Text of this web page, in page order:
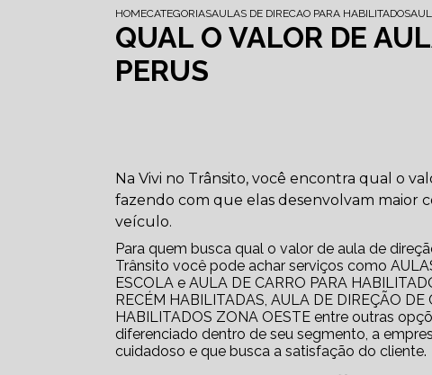
HOMECATEGORIASAULAS DE DIRECAO PARA HABILITADOS
QUAL O VALOR DE
PERUS
Na Vivi no Trânsito, você encontra qual o
fazendo com que elas desenvolvam maior
veículo.
Para quem busca qual o valor de aula de
Trânsito você pode achar serviços como
ESCOLA e AULA DE CARRO PARA
RECÉM HABILITADAS, AULA DE DIREÇÃO
HABILITADOS ZONA OESTE entre outras
diferenciado dentro de seu segmento, a
cuidadoso e que busca a satisfação do cliente.